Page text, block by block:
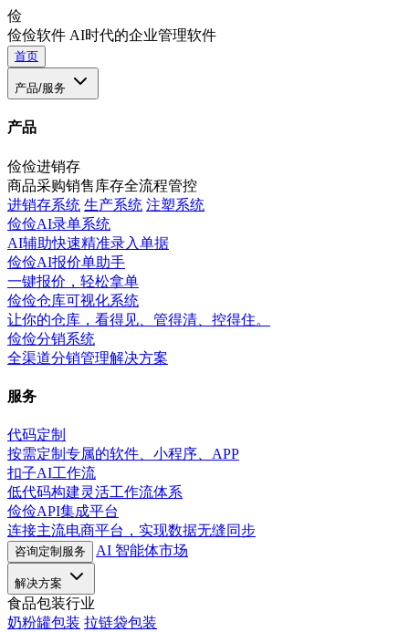
俭
俭俭软件 AI时代的企业管理软件
首页
产品/服务
产品
俭俭进销存
商品采购销售库存全流程管控
进销存系统 生产系统 注塑系统
俭俭AI录单系统
AI辅助快速精准录入单据
俭俭AI报价单助手
一键报价，轻松拿单
俭俭仓库可视化系统
让你的仓库，看得见、管得清、控得住。
俭俭分销系统
全渠道分销管理解决方案
服务
代码定制
按需定制专属的软件、小程序、APP
扣子AI工作流
低代码构建灵活工作流体系
俭俭API集成平台
连接主流电商平台，实现数据无缝同步
咨询定制服务 AI 智能体市场
解决方案
食品包装行业
奶粉罐包装 拉链袋包装